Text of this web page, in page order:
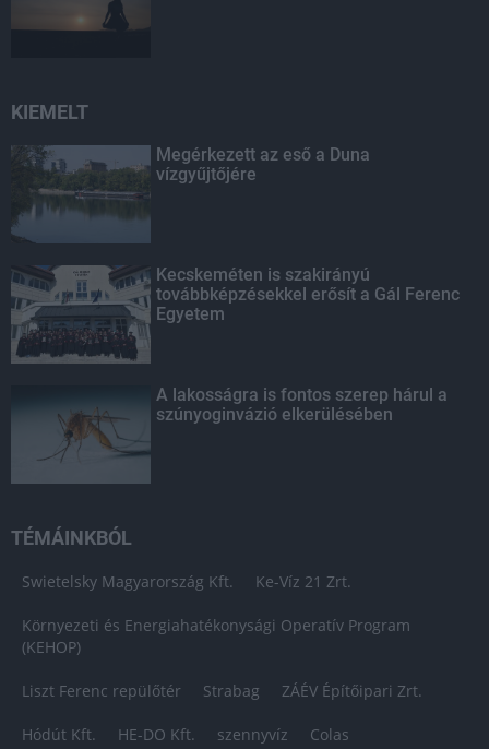
KIEMELT
Megérkezett az eső a Duna
vízgyűjtőjére
Kecskeméten is szakirányú
továbbképzésekkel erősít a Gál Ferenc
Egyetem
A lakosságra is fontos szerep hárul a
szúnyoginvázió elkerülésében
TÉMÁINKBÓL
Swietelsky Magyarország Kft. Ke-Víz 21 Zrt.
Környezeti és Energiahatékonysági Operatív Program
(KEHOP)
Liszt Ferenc repülőtér Strabag ZÁÉV Építőipari Zrt.
Hódút Kft. HE-DO Kft. szennyvíz Colas